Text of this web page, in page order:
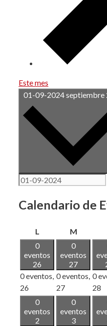
Este mes
01-09-2024septiembre
Calendario de
L Mmartes
0
eventos
26
0 eventos,
26
0
eventos
27
0 eventos,
27
0
28
0
eventos
2
0
eventos
3